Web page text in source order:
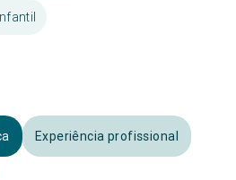
Experiência profissional